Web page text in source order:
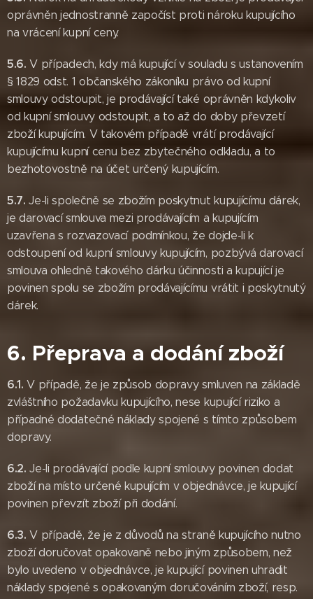
oprávněn jednostranně započíst proti nároku kupujícího
na vrácení kupní ceny.
5.6.V případech, kdy má kupující v souladu s ustanovením
§ 1829 odst. 1 občanského zákoníku právo od kupní
smlouvy odstoupit, je prodávající také oprávněn kdykoliv
od kupní smlouvy odstoupit, a to až do doby převzetí
zboží kupujícím. V takovém případě vrátí prodávající
kupujícímu kupní cenu bez zbytečného odkladu, a to
bezhotovostně na účet určený kupujícím.
5.7.Je-li společně se zbožím poskytnut kupujícímu dárek,
je darovací smlouva mezi prodávajícím a kupujícím
uzavřena s rozvazovací podmínkou, že dojde-li k
odstoupení od kupní smlouvy kupujícím, pozbývá darovací
smlouva ohledně takového dárku účinnosti a kupující je
povinen spolu se zbožím prodávajícímu vrátit i poskytnutý
dárek.
6. Přeprava a dodání zboží
6.1.V případě, že je způsob dopravy smluven na základě
zvláštního požadavku kupujícího, nese kupující riziko a
případné dodatečné náklady spojené s tímto způsobem
dopravy.
6.2.Je-li prodávající podle kupní smlouvy povinen dodat
zboží na místo určené kupujícím v objednávce, je kupující
povinen převzít zboží při dodání.
6.3.V případě, že je z důvodů na straně kupujícího nutno
zboží doručovat opakovaně nebo jiným způsobem, než
bylo uvedeno v objednávce, je kupující povinen uhradit
náklady spojené s opakovaným doručováním zboží, resp.